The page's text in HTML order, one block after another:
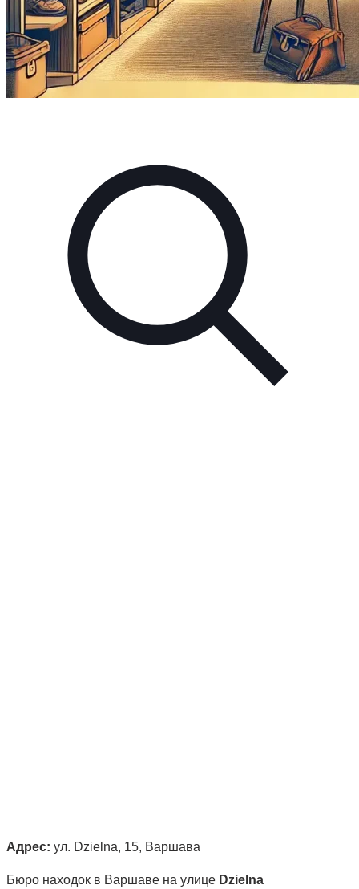
Адрес: ул. Dzielna, 15, Варшава
Бюро находок в Варшаве на улице Dzielna